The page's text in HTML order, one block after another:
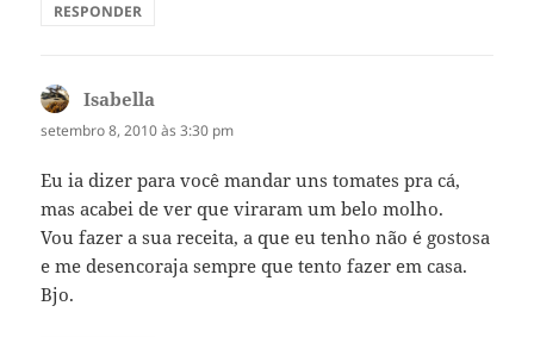
RESPONDER
Isabella
setembro 8, 2010 às 3:30 pm
Eu ia dizer para você mandar uns tomates pra cá,
mas acabei de ver que viraram um belo molho.
Vou fazer a sua receita, a que eu tenho não é gostosa
e me desencoraja sempre que tento fazer em casa.
Bjo.